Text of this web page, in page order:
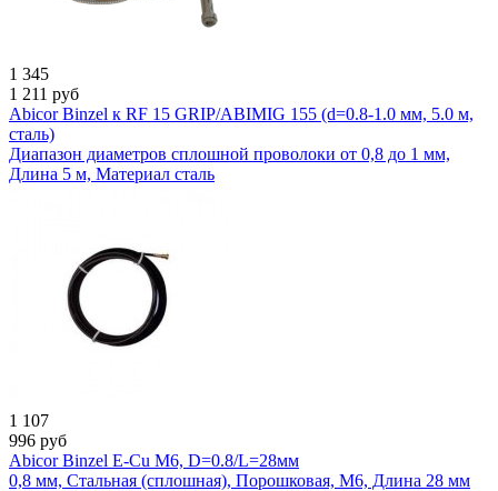
1 345
1 211 руб
Abicor Binzel к RF 15 GRIP/ABIMIG 155 (d=0.8-1.0 мм, 5.0 м,
сталь)
Диапазон диаметров сплошной проволоки от 0,8 до 1 мм,
Длина 5 м, Материал сталь
1 107
996 руб
Abicor Binzel E-Cu M6, D=0.8/L=28мм
0,8 мм, Стальная (сплошная), Порошковая, М6, Длина 28 мм